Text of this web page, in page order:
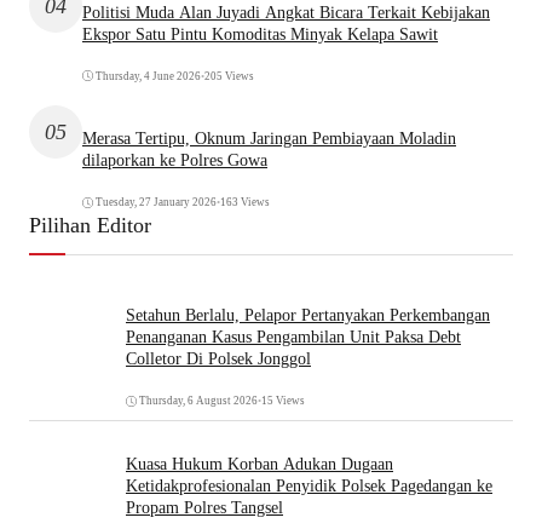
04
Politisi Muda Alan Juyadi Angkat Bicara Terkait Kebijakan
Ekspor Satu Pintu Komoditas Minyak Kelapa Sawit
Thursday, 4 June 2026•205 Views
05
Merasa Tertipu, Oknum Jaringan Pembiayaan Moladin
dilaporkan ke Polres Gowa
Tuesday, 27 January 2026•163 Views
Pilihan Editor
Setahun Berlalu, Pelapor Pertanyakan Perkembangan
Penanganan Kasus Pengambilan Unit Paksa Debt
Colletor Di Polsek Jonggol
Thursday, 6 August 2026•15 Views
Kuasa Hukum Korban Adukan Dugaan
Ketidakprofesionalan Penyidik Polsek Pagedangan ke
Propam Polres Tangsel